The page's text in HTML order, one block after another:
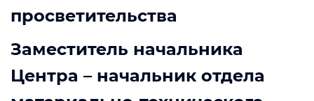
просветительства
Заместитель начальника
Центра – начальник отдела